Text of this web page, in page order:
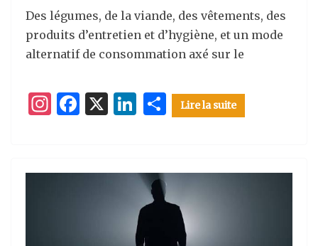
Des légumes, de la viande, des vêtements, des
produits d’entretien et d’hygiène, et un mode
alternatif de consommation axé sur le
I
a
F
e
X
Li
e
dI
n
ar
g
er
Lire la suite